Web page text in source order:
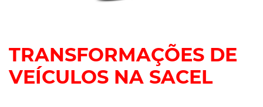
TRANSFORMAÇÕES DE
VEÍCULOS NA SACEL